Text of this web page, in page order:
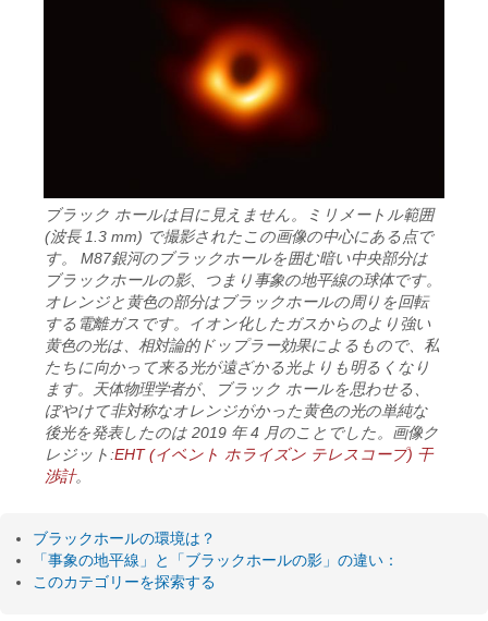
ブラック ホールは目に見えません。ミリメートル範囲
(波長 1.3 mm) で撮影されたこの画像の中心にある点で
す。 M87銀河のブラックホールを囲む暗い中央部分は
ブラックホールの影、つまり事象の地平線の球体です。
オレンジと黄色の部分はブラックホールの周りを回転
する電離ガスです。イオン化したガスからのより強い
黄色の光は、相対論的ドップラー効果によるもので、私
たちに向かって来る光が遠ざかる光よりも明るくなり
ます。天体物理学者が、ブラック ホールを思わせる、
ぼやけて非対称なオレンジがかった黄色の光の単純な
後光を発表したのは 2019 年 4 月のことでした。画像ク
レジット:EHT (イベント ホライズン テレスコープ) 干
渉計。
ブラックホールの環境は？
「事象の地平線」と「ブラックホールの影」の違い：
このカテゴリーを探索する